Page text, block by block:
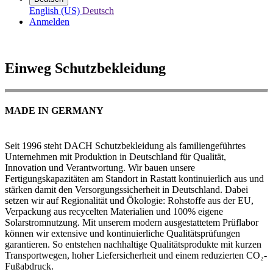
English (US) Deutsch
Anmelden
Einweg Schutzbekleidung
MADE IN GERMANY
Seit 1996 steht DACH Schutzbekleidung als familiengeführtes
Unternehmen mit Produktion in Deutschland für Qualität,
Innovation und Verantwortung. Wir bauen unsere
Fertigungskapazitäten am Standort in Rastatt kontinuierlich aus und
stärken damit den Versorgungssicherheit in Deutschland. Dabei
setzen wir auf Regionalität und Ökologie: Rohstoffe aus der EU,
Verpackung aus recycelten Materialien und 100% eigene
Solarstromnutzung. Mit unserem modern ausgestattetem Prüflabor
können wir extensive und kontinuierliche Qualitätsprüfungen
garantieren. So entstehen nachhaltige Qualitätsprodukte mit kurzen
Transportwegen, hoher Liefersicherheit und einem reduzierten CO₂-
Fußabdruck.